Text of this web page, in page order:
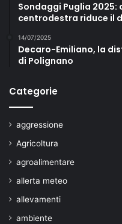
Sondaggi Puglia
centrodestra riduce il
14/07/2025
Decaro-Emiliano, la
di Polignano
Categorie
aggressione
Agricoltura
agroalimentare
allerta meteo
allevamenti
ambiente